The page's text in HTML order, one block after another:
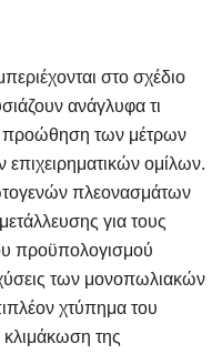
στο σχέδιο
ανάγλυφα τι
προώθηση των μέτρων
ομίλων.
πλεονασμάτων
για τους
προϋπολογισμού
των μονοπωλιακών
χτύπημα του
κλιμάκωση της